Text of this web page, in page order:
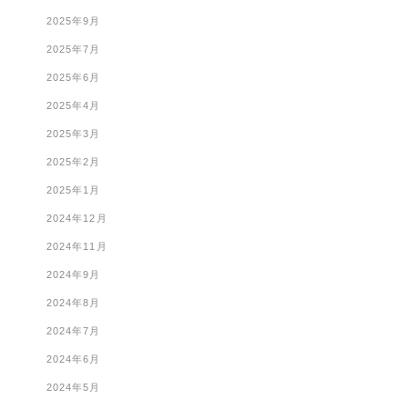
2025年9月
2025年7月
2025年6月
2025年4月
2025年3月
2025年2月
2025年1月
2024年12月
2024年11月
2024年9月
2024年8月
2024年7月
2024年6月
2024年5月